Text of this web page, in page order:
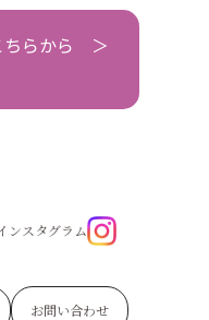
ちらから ＞
ンスタグラム
お問い合わせ